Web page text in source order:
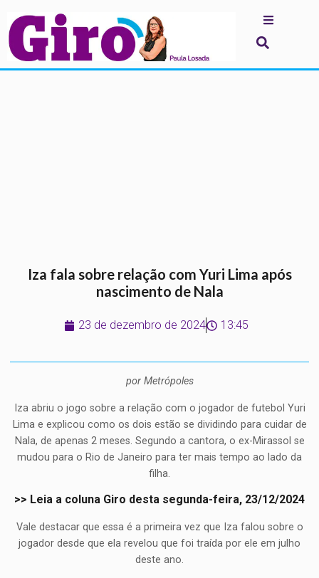
Iza fala sobre relação com Yuri Lima após
nascimento de Nala
23 de dezembro de 2024 13:45
por Metrópoles
Iza abriu o jogo sobre a relação com o jogador de futebol Yuri
Lima e explicou como os dois estão se dividindo para cuidar de
Nala, de apenas 2 meses. Segundo a cantora, o ex-Mirassol se
mudou para o Rio de Janeiro para ter mais tempo ao lado da
filha.
>> Leia a coluna Giro desta segunda-feira, 23/12/2024
Vale destacar que essa é a primeira vez que Iza falou sobre o
jogador desde que ela revelou que foi traída por ele em julho
deste ano.